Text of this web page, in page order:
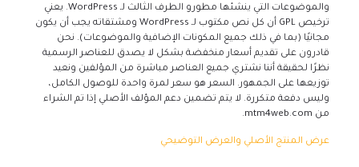
والموضوعات التي ينشئها مطورو الطرف الثالث لـ WordPress. يعني
ترخيص GPL أن كل نص مكتوب لـ WordPress ومشتقاته يجب أن يكون
مجانيًا (بما في ذلك جميع المكونات الإضافية والموضوعات). نحن
قادرون على تقديم أسعار منخفضة بشكل لا يصدق للعناصر الرسمية
نظرًا لحقيقة أننا نشتري جميع العناصر مباشرة من المؤلفين ونعيد
توزيعها على الجمهور. السعر هو سعر لمرة واحدة للوصول الكامل،
وليس دفعة متكررة. لا يتم تضمين دعم المؤلف الأصلي إذا تم الشراء
من mtm4web.com.
عرض المنتج الأصلي والعرض التوضيحي